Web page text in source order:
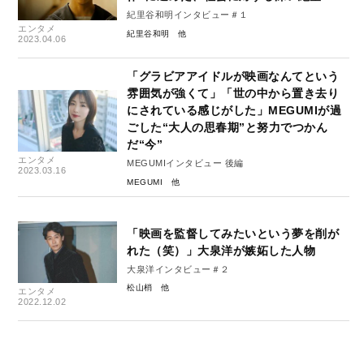
エンタメ
2023.04.06
紀里谷和明インタビュー＃１
紀里谷和明
エンタメ
2023.03.16
「グラビアアイドルが映画なんてという
雰囲気が強くて」「世の中から置き去り
にされている感じがした」MEGUMIが過
ごした“大人の思春期”と努力でつかん
だ“今”
MEGUMIインタビュー 後編
MEGUMI
エンタメ
2022.12.02
「映画を監督してみたいという夢を削が
れた（笑）」大泉洋が嫉妬した人物
大泉洋インタビュー＃２
松山梢